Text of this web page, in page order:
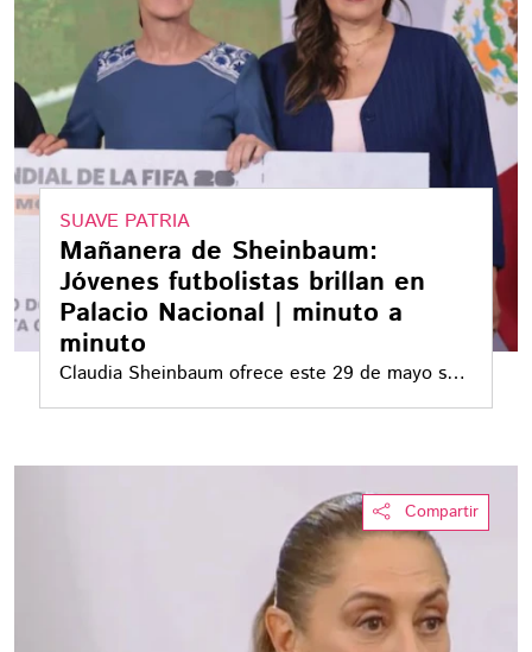
SUAVE PATRIA
Mañanera de Sheinbaum:
Jóvenes futbolistas brillan en
Palacio Nacional | minuto a
minuto
Claudia Sheinbaum ofrece este 29 de mayo su
conferencia matutina desde Palacio Nacional
Compartir